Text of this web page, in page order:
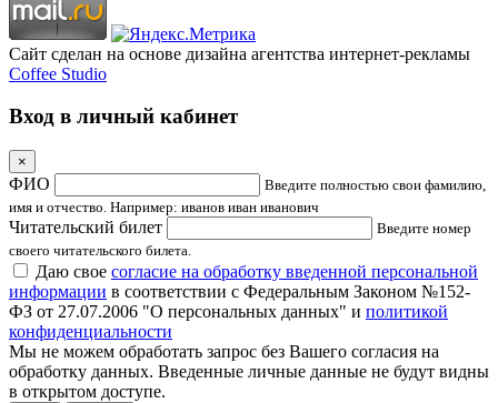
Сайт сделан на основе дизайна агентства интернет-рекламы
Coffee Studio
Вход в личный кабинет
×
ФИО
Введите полностью свои фамилию,
имя и отчество. Например: иванов иван иванович
Читательский билет
Введите номер
своего читательского билета.
Даю свое согласие на обработку введенной персональной
информации в соответствии с Федеральным Законом №152-
ФЗ от 27.07.2006 "О персональных данных" и политикой
конфиденциальности
Мы не можем обработать запрос без Вашего согласия на
обработку данных. Введенные личные данные не будут видны
в открытом доступе.